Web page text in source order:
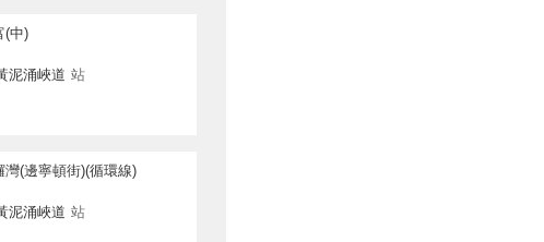
(中)
泥涌峽道 站
灣(邊寧頓街)(循環線)
泥涌峽道 站